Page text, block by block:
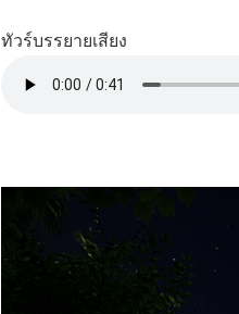
ทัวร์บรรยายเสียง